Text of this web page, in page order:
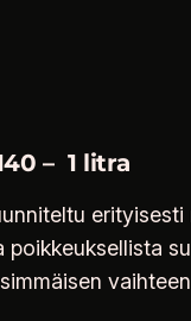
w
n
V
a
– 1 litra